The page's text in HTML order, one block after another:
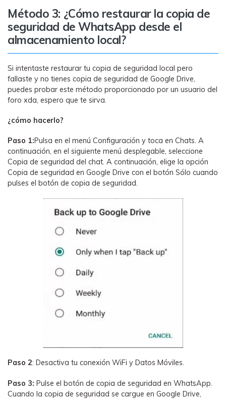
Método 3: ¿Cómo restaurar la copia de
seguridad de WhatsApp desde el
almacenamiento local?
Si intentaste restaurar tu copia de seguridad local pero
fallaste y no tienes copia de seguridad de Google Drive,
puedes probar este método proporcionado por un usuario del
foro xda, espero que te sirva.
󠀰¿cómo hacerlo?󠀲󠀩󠀠󠀤󠀡󠀠󠀧󠀥󠀳
Paso 1:Pulsa en el menú Configuración y toca en Chats. A
continuación, en el siguiente menú desplegable, seleccione
Copia de seguridad del chat. A continuación, elige la opción
Copia de seguridad en Google Drive con el botón Sólo cuando
pulses el botón de copia de seguridad.
Paso 2: Desactiva tu conexión WiFi y Datos Móviles.
Paso 3: Pulse el botón de copia de seguridad en WhatsApp.
Cuando la copia de seguridad se cargue en Google Drive,